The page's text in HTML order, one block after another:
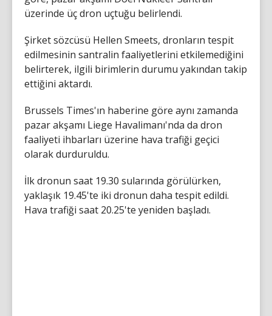
üzerinde üç dron uçtuğu belirlendi.
Şirket sözcüsü Hellen Smeets, dronların tespit
edilmesinin santralin faaliyetlerini etkilemediğini
belirterek, ilgili birimlerin durumu yakından takip
ettiğini aktardı.
Brussels Times'ın haberine göre aynı zamanda
pazar akşamı Liege Havalimanı'nda da dron
faaliyeti ihbarları üzerine hava trafiği geçici
olarak durduruldu.
İlk dronun saat 19.30 sularında görülürken,
yaklaşık 19.45'te iki dronun daha tespit edildi.
Hava trafiği saat 20.25'te yeniden başladı.